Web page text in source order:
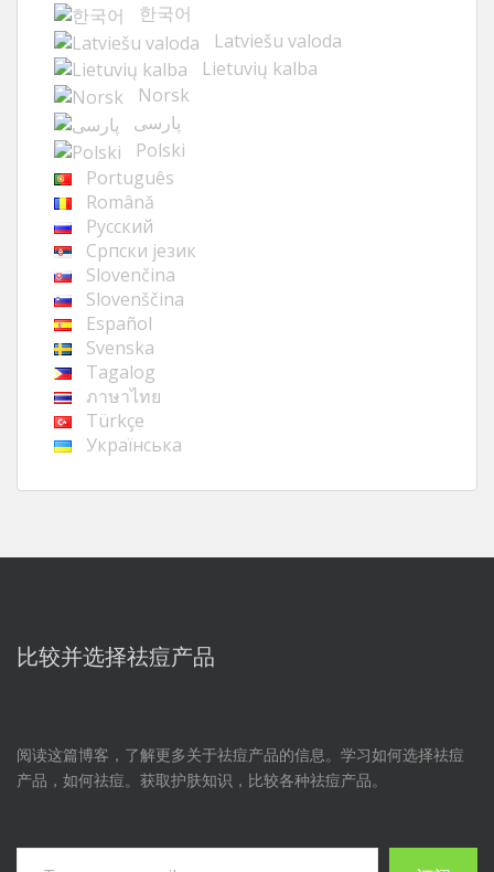
한국어
Latviešu valoda
Lietuvių kalba
Norsk
پارسی
Polski
Português
Română
Русский
Cрпски језик
Slovenčina
Slovenščina
Español
Svenska
Tagalog
ภาษาไทย
Türkçe
Українська
比较并选择祛痘产品
阅读这篇博客，了解更多关于祛痘产品的信息。学习如何选择祛痘
产品，如何祛痘。获取护肤知识，比较各种祛痘产品。
输入您的电子邮件...